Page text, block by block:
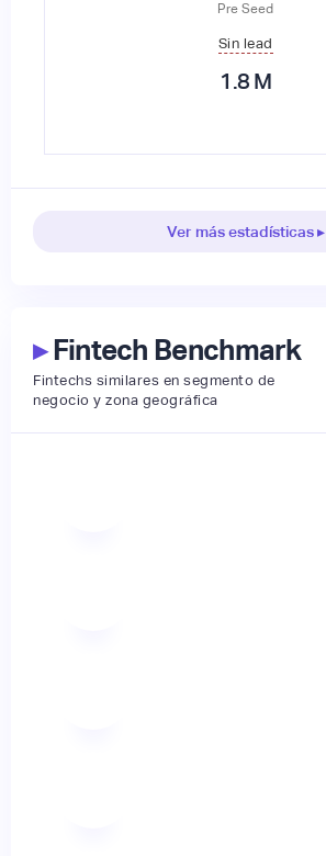
Pre Seed
Sin lead
1.8 M
Ver más estadísticas ▸
▸Fintech Benchmark
Fintechs similares en segmento de
negocio y zona geográfica